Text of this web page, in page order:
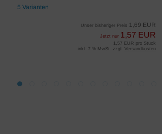
5 Varianten
Unser bisheriger Preis 1,69 EUR
Jetzt nur 1,57 EUR
1,57 EUR pro Stück
inkl. 7 % MwSt. zzgl. Versandkosten